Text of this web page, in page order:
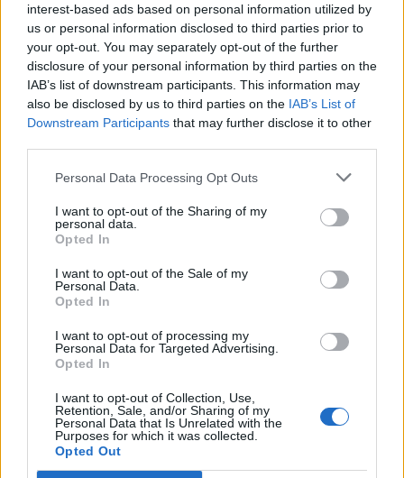
interest-based ads based on personal information utilized by
us or personal information disclosed to third parties prior to
your opt-out. You may separately opt-out of the further
disclosure of your personal information by third parties on the
IAB’s list of downstream participants. This information may
also be disclosed by us to third parties on the IAB’s List of
Downstream Participants that may further disclose it to other
Personal Data Processing Opt Outs
I want to opt-out of the Sharing of my
personal data.
Opted In
I want to opt-out of the Sale of my
Personal Data.
Opted In
I want to opt-out of processing my
Personal Data for Targeted Advertising.
Opted In
I want to opt-out of Collection, Use,
Retention, Sale, and/or Sharing of my
Personal Data that Is Unrelated with the
Purposes for which it was collected.
Opted Out
Ιερόσυλοι βανδάλισαν το εκκλησάκι της
Μεταμορφώσεως του Σωτήρος στον Σαρωνικό
18:59
ΗΠΑ: 23.000 θέσεις λιγότερες θέσεις εργασίας τον
Ιούλιο αλλά η ανεργία μειώθηκε
Άκης Σκέρτσος: «Το ΠΑΣΟΚ υποκαθιστά την οικονομική
ανάλυση με πολιτική προπαγάνδα»
ΣΧΕΤΙΚA AΡΘΡΑ
Διεθνείς διακρίσεις για τη μαθητική ταινία stop
Διεθνείς διακρίσεις για τη